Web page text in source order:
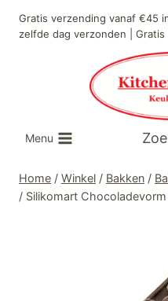
naar
Gratis verzending vanaf €45
zelfde dag verzonden | Gratis
Menu
Home / Winkel / Bakken /
/ Silikomart